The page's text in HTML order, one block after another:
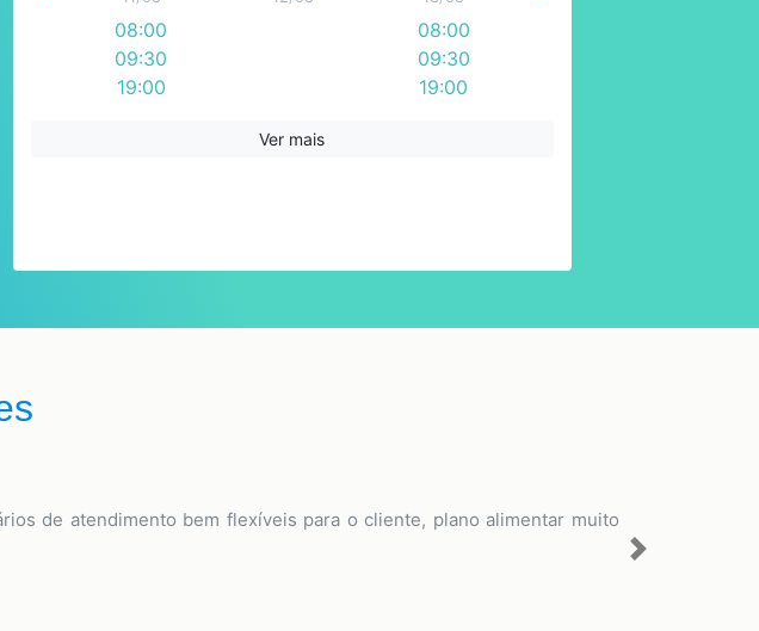
08:00
09:30
19:00
08:00
09:30
19:00
Ver mais
de atendimento bem flexíveis para o cliente, plano alimentar muito
Next